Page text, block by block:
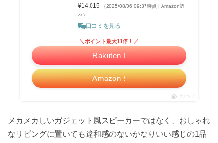
¥14,015
（2025/08/06 09:37時点 | Amazon調
べ）
口コミを見る
Amazon !
＼ポイント最大11倍！／
Rakuten !
ポチップ
メカメカしいガジェット風スピーカーではなく、おしゃれ
なリビングに置いても違和感のないかなりいい感じの1品